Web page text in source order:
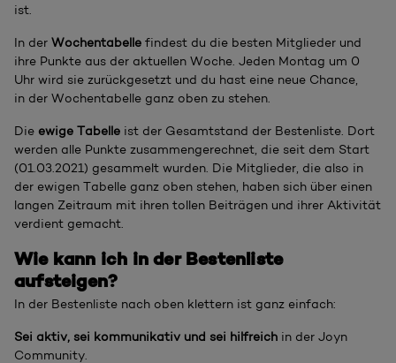
ist.
In der Wochentabelle findest du die besten Mitglieder und
ihre Punkte aus der aktuellen Woche. Jeden Montag um 0
Uhr wird sie zurückgesetzt und du hast eine neue Chance,
in der Wochentabelle ganz oben zu stehen.
Die ewige Tabelle ist der Gesamtstand der Bestenliste. Dort
werden alle Punkte zusammengerechnet, die seit dem Start
(01.03.2021) gesammelt wurden. Die Mitglieder, die also in
der ewigen Tabelle ganz oben stehen, haben sich über einen
langen Zeitraum mit ihren tollen Beiträgen und ihrer Aktivität
verdient gemacht.
Wie kann ich in der Bestenliste
aufsteigen?
In der Bestenliste nach oben klettern ist ganz einfach:
Sei aktiv, sei kommunikativ und sei hilfreich in der Joyn
Community.